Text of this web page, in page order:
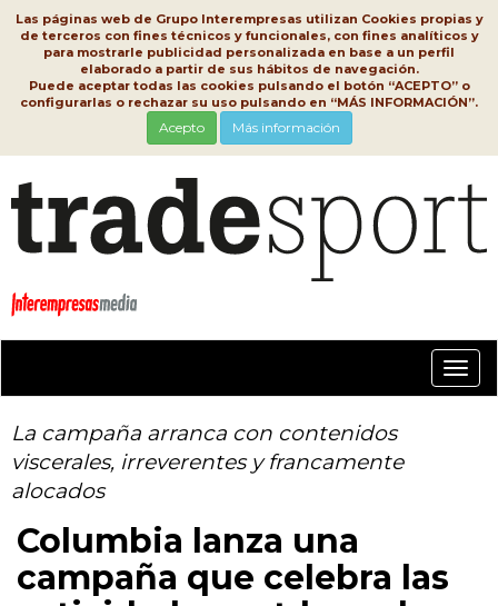
Las páginas web de Grupo Interempresas utilizan Cookies propias y
de terceros con fines técnicos y funcionales, con fines analíticos y
para mostrarle publicidad personalizada en base a un perfil
elaborado a partir de sus hábitos de navegación.
Puede aceptar todas las cookies pulsando el botón “ACEPTO” o
configurarlas o rechazar su uso pulsando en “MÁS INFORMACIÓN”.
Acepto Más información
La campaña arranca con contenidos
viscerales, irreverentes y francamente
alocados
Columbia lanza una
campaña que celebra las